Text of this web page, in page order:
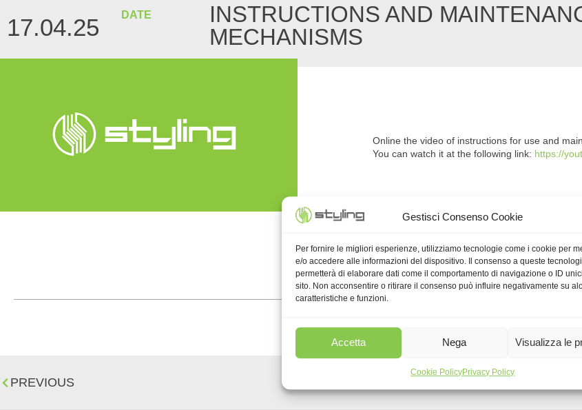
Gestisci Consenso Cookie
Per fornire le migliori esperienze, utilizziamo tecnologie come i cookie per
e/o accedere alle informazioni del dispositivo. Il consenso a queste
permetterà di elaborare dati come il comportamento di navigazione o ID
sito. Non acconsentire o ritirare il consenso può influire negativamente su
caratteristiche e funzioni.
Accetta Nega Visualizza le
Cookie PolicyPrivacy Policy
DATE
17.04.25
INSTRUCTIONS AND
MECHANISMS
Online the video of instructions for use and
You can watch it at the following link: https://
PREVIOUS